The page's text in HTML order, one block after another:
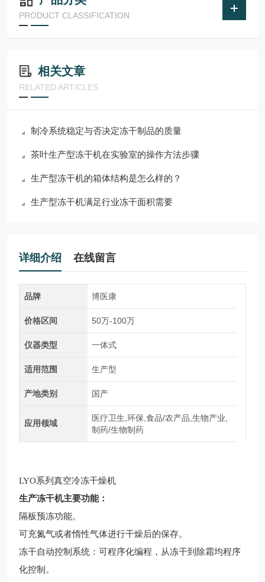
PRODUCT CLASSIFICATION
相关文章
RELATED ARTICLES
制冷系统稳定与否决定冻干制品的质量
茶叶生产型冻干机在实验室的操作方法步骤
生产型冻干机的箱体结构是怎么样的？
生产型冻干机满足行业冻干面积需要
详细介绍 在线留言
品牌 博医康
价格区间 50万-100万
仪器类型 一体式
适用范围 生产型
产地类别 国产
应用领域
医疗卫生,环保,食品/农产品,生物产业,
制药/生物制药
LYO系列真空冷冻干燥机
生产冻干机主要功能：
隔板预冻功能。
可充氮气或者惰性气体进行干燥后的保存。
冻干自动控制系统：可程序化编程，从冻干到除霜均程序
化控制。